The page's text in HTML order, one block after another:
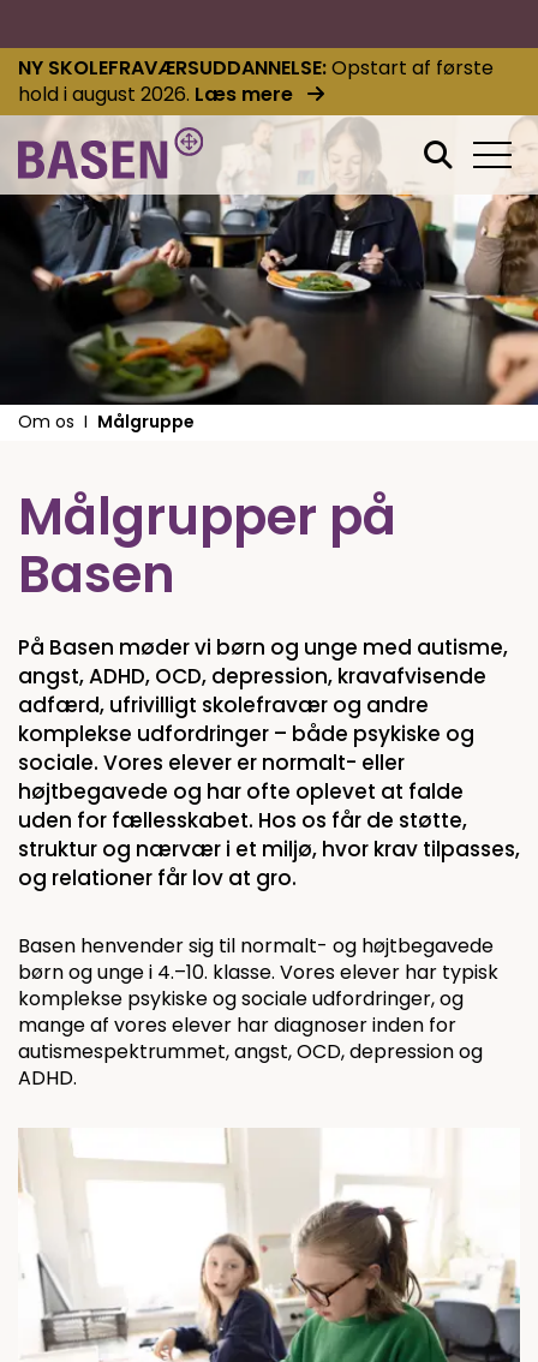
NY SKOLEFRAVÆRSUDDANNELSE Opstart af første
hold i august 2026. Læs mere
Om os Målgruppe
Målgrupper på
Basen
På Basen møder vi børn og unge med autisme,
angst, ADHD, OCD, depression, kravafvisende
adfærd, ufrivilligt skolefravær og andre
komplekse udfordringer – både psykiske og
sociale. Vores elever er normalt- eller
højtbegavede og har ofte oplevet at falde
uden for fællesskabet. Hos os får de støtte,
struktur og nærvær i et miljø, hvor krav tilpasses,
og relationer får lov at gro.
Basen henvender sig til normalt- og højtbegavede
børn og unge i 4.–10. klasse. Vores elever har typisk
komplekse psykiske og sociale udfordringer, og
mange af vores elever har diagnoser inden for
autismespektrummet, angst, OCD, depression og
ADHD.